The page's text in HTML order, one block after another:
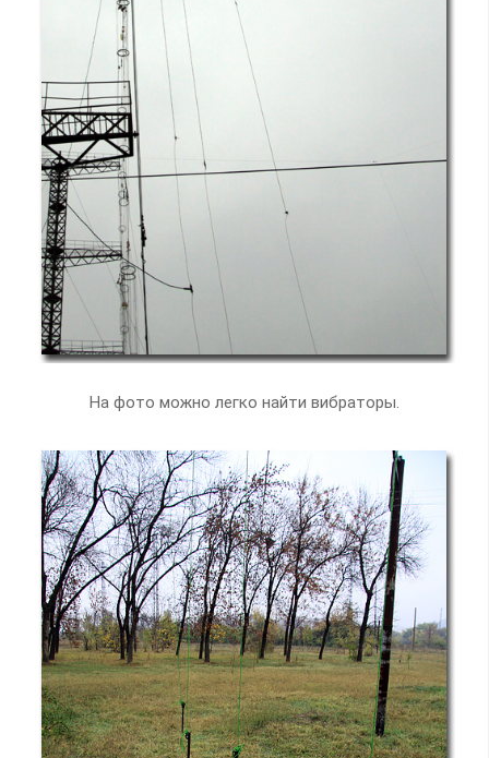
На фото можно легко найти вибраторы.